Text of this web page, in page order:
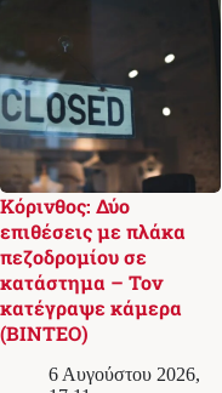
Κόρινθος: Δύο
επιθέσεις με πλάκα
πεζοδρομίου σε
κατάστημα – Τον
κατέγραψε κάμερα
(ΒΙΝΤΕΟ)
6 Αυγούστου 2026,